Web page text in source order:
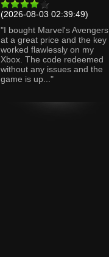
(2026-08-03 02:39:49)
"I bought Marvel's Avengers
at a great price and the key
worked flawlessly on my
Xbox. The code redeemed
without any issues and the
game is up..."